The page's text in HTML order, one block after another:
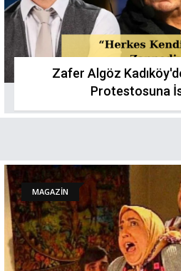
Zafer Algöz
Protestosuna
MAGAZİN